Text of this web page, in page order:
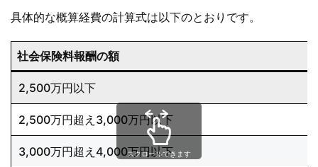
具体的な概算経費の計算式は以下のとおりです。
社会保険料報酬の額
2,500万円以下
2,500万円超え3,000万円以下
3,000万円超え4,000万円以下
スクロールできます